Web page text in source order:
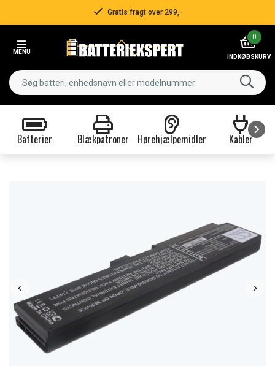
Gratis fragt over 299,-
MENU
0
INDKØBSKURV
Batterier Blækpatroner Hørehjælpemidler Kabler